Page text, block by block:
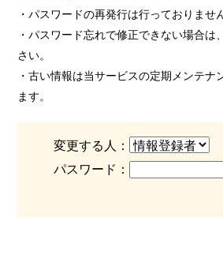
・パスワードの再発行は行っておりませ
・パスワード忘れで修正できない場合は
さい。
・古い情報は当サービスの定期メンテナ
ます。
変更する人：
パスワード：